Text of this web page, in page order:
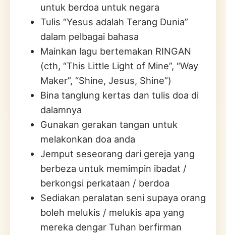
untuk berdoa untuk negara
Tulis “Yesus adalah Terang Dunia”
dalam pelbagai bahasa
Mainkan lagu bertemakan RINGAN
(cth, “This Little Light of Mine”, “Way
Maker”, “Shine, Jesus, Shine”)
Bina tanglung kertas dan tulis doa di
dalamnya
Gunakan gerakan tangan untuk
melakonkan doa anda
Jemput seseorang dari gereja yang
berbeza untuk memimpin ibadat /
berkongsi perkataan / berdoa
Sediakan peralatan seni supaya orang
boleh melukis / melukis apa yang
mereka dengar Tuhan berfirman